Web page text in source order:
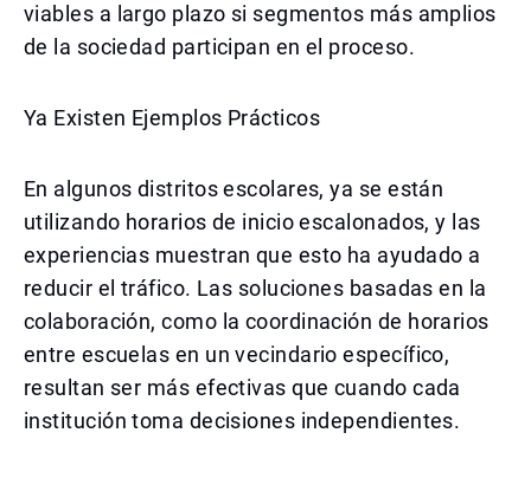
viables a largo plazo si segmentos más amplios
de la sociedad participan en el proceso.
Ya Existen Ejemplos Prácticos
En algunos distritos escolares, ya se están
utilizando horarios de inicio escalonados, y las
experiencias muestran que esto ha ayudado a
reducir el tráfico. Las soluciones basadas en la
colaboración, como la coordinación de horarios
entre escuelas en un vecindario específico,
resultan ser más efectivas que cuando cada
institución toma decisiones independientes.